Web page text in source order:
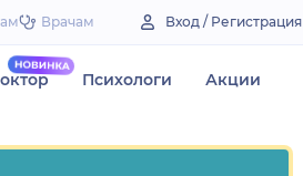
Врачам Вход / Регистрация
Психологи Акции